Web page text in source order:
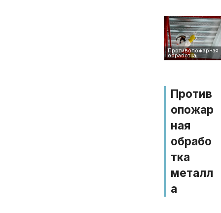
Против
опожар
ная
обрабо
тка
металл
а